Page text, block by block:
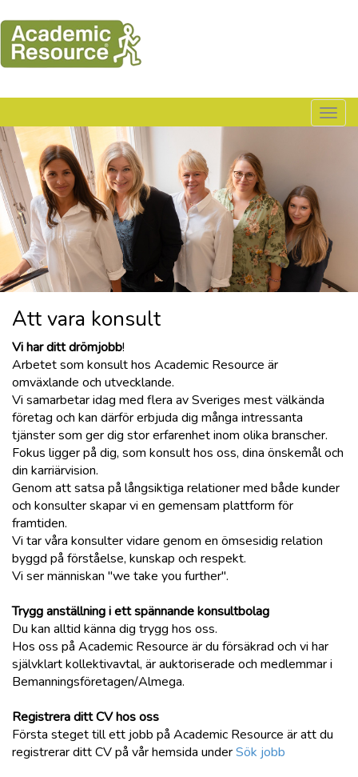
Att vara konsult
Vi har ditt drömjobb!
Arbetet som konsult hos Academic Resource är
omväxlande och utvecklande.
Vi samarbetar idag med flera av Sveriges mest välkända
företag och kan därför erbjuda dig många intressanta
tjänster som ger dig stor erfarenhet inom olika branscher.
Fokus ligger på dig, som konsult hos oss, dina önskemål och
din karriärvision.
Genom att satsa på långsiktiga relationer med både kunder
och konsulter skapar vi en gemensam plattform för
framtiden.
Vi tar våra konsulter vidare genom en ömsesidig relation
byggd på förståelse, kunskap och respekt.
Vi ser människan "we take you further".
Trygg anställning i ett spännande konsultbolag
Du kan alltid känna dig trygg hos oss.
Hos oss på Academic Resource är du försäkrad och vi har
självklart kollektivavtal, är auktoriserade och medlemmar i
Bemanningsföretagen/Almega.
Registrera ditt CV hos oss
Första steget till ett jobb på Academic Resource är att du
registrerar ditt CV på vår hemsida underSök jobb